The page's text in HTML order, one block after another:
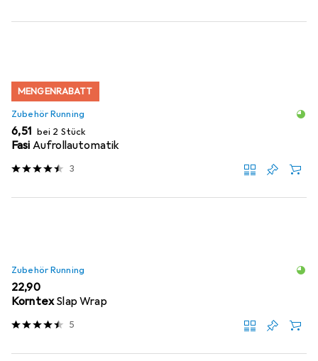
MENGENRABATT
Zubehör Running
EUR
6,51 bei 2 Stück
Fasi Aufrollautomatik
3
Zubehör Running
EUR
22,90
KorntexSlap Wrap
5